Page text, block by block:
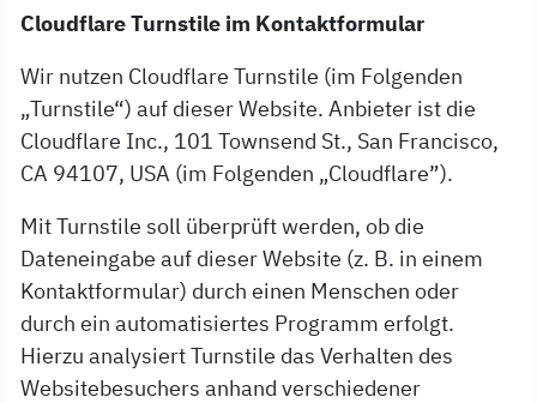
Cloudflare Turnstile im Kontaktformular
Wir nutzen Cloudflare Turnstile (im Folgenden
„Turnstile“) auf dieser Website. Anbieter ist die
Cloudflare Inc., 101 Townsend St., San Francisco,
CA 94107, USA (im Folgenden „Cloudflare”).
Mit Turnstile soll überprüft werden, ob die
Dateneingabe auf dieser Website (z. B. in einem
Kontaktformular) durch einen Menschen oder
durch ein automatisiertes Programm erfolgt.
Hierzu analysiert Turnstile das Verhalten des
Websitebesuchers anhand verschiedener